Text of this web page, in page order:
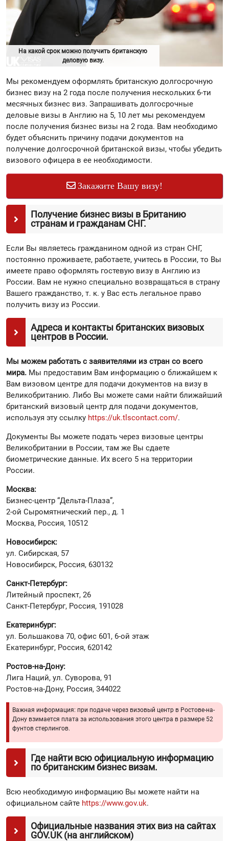
На какой срок можно получить британскую
деловую визу.
Мы рекомендуем оформлять британскую долгосрочную
бизнес визу на 2 года после получения нескольких 6-ти
месячных бизнес виз. Запрашивать долгосрочные
деловые визы в Англию на 5, 10 лет мы рекомендуем
после получения бизнес визы на 2 года. Вам необходимо
будет объяснить причину подачи документов на
получение долгосрочной британской визы, чтобы убедить
визового офицера в ее необходимости.
Закажите Вашу визу!
Получение бизнес визы в Британию
странам и гражданам СНГ.
Если Вы являетесь гражданином одной из стран СНГ,
постоянно проживаете, работаете, учитесь в России, то Вы
имеете право оформлять гостевую визу в Англию из
России. Вам не нужно специально возвращаться в страну
Вашего гражданство, т. к. у Вас есть легальное право
получить визу из России.
Адреса и контакты британских визовых
центров в России.
Мы можем работать с заявителями из стран со всего
мира. Мы предоставим Вам информацию о ближайшем к
Вам визовом центре для подачи документов на визу в
Великобританию. Либо Вы можете сами найти ближайший
британский визовый центр для подачи документов,
используя эту ссылку https://uk.tlscontact.com/.
Документы Вы можете подать через визовые центры
Великобритании в России, там же Вы сдаете
биометрические данные. Их всего 5 на территории
России.
Москва:
Бизнес-центр “Дельта-Плаза”,
2-ой Сыромятнический пер., д. 1
Москва, Россия, 10512
Новосибирск:
ул. Сибирская, 57
Новосибирск, Россия, 630132
Санкт-Петербург:
Литейный проспект, 26
Санкт-Петербург, Россия, 191028
Екатеринбург:
ул. Большакова 70, офис 601, 6-ой этаж
Екатеринбург, Россия, 620142
Ростов-на-Дону:
Лига Наций, ул. Суворова, 91
Ростов-на-Дону, Россия, 344022
Важная информация: при подаче через визовый центр в Ростове-на-
Дону взимается плата за использования этого центра в размере 52
фунтов стерлингов.
Где найти всю официальную информацию
по британским бизнес визам.
Всю необходимую информацию Вы можете найти на
официальном сайте https://www.gov.uk.
Официальные названия этих виз на сайтах
GOV.UK (на английском)